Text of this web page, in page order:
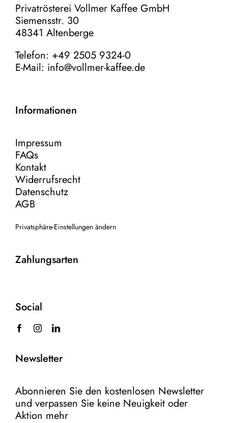
Privatrösterei Vollmer Kaffee GmbH
Siemensstr. 30
48341 Altenberge
Telefon: +49 2505 9324-0
E-Mail: info@vollmer-kaffee.de
Informationen
Impressum
FAQs
Kontakt
Widerrufsrecht
Datenschutz
AGB
Privatsphäre-Einstellungen ändern
Zahlungsarten
Social
Newsletter
Abonnieren Sie den kostenlosen Newsletter
und verpassen Sie keine Neuigkeit oder
Aktion mehr